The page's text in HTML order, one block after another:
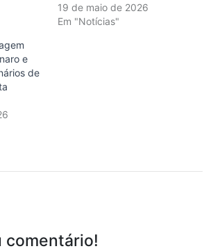
19 de maio de 2026
Em "Notícias"
e
de
comentário!